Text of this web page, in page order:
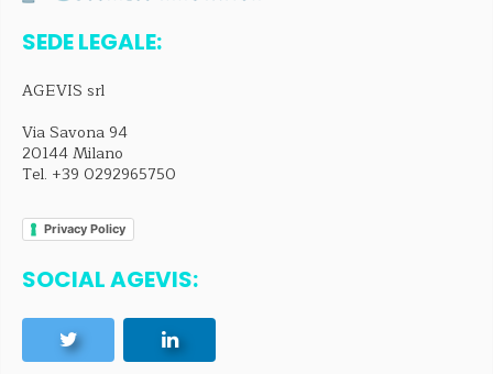
SEDE LEGALE:
AGEVIS srl
Via Savona 94
20144 Milano
Tel. +39 0292965750
Privacy Policy
SOCIAL AGEVIS: